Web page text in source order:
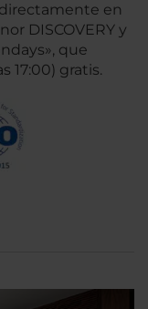
en
DISCOVERY y
que
17:00) gratis.